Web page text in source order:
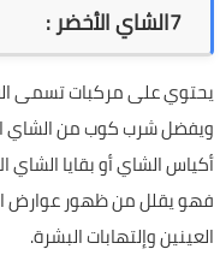
7الشاي الأخضر:
يحتوي على مركبات تسمى
أكياس الشاي أو بقايا الشاي
فهو يقلل من ظهور عوارض
العينين وإلتهابات البشرة.